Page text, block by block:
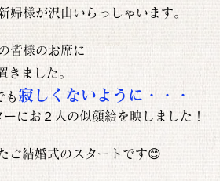
婦様が沢山いらっしゃいます。
皆様のお席に
きました。
も 寂しくないように・・・
にお２人の似顔絵を映しました！
ご結婚式のスタートです😊